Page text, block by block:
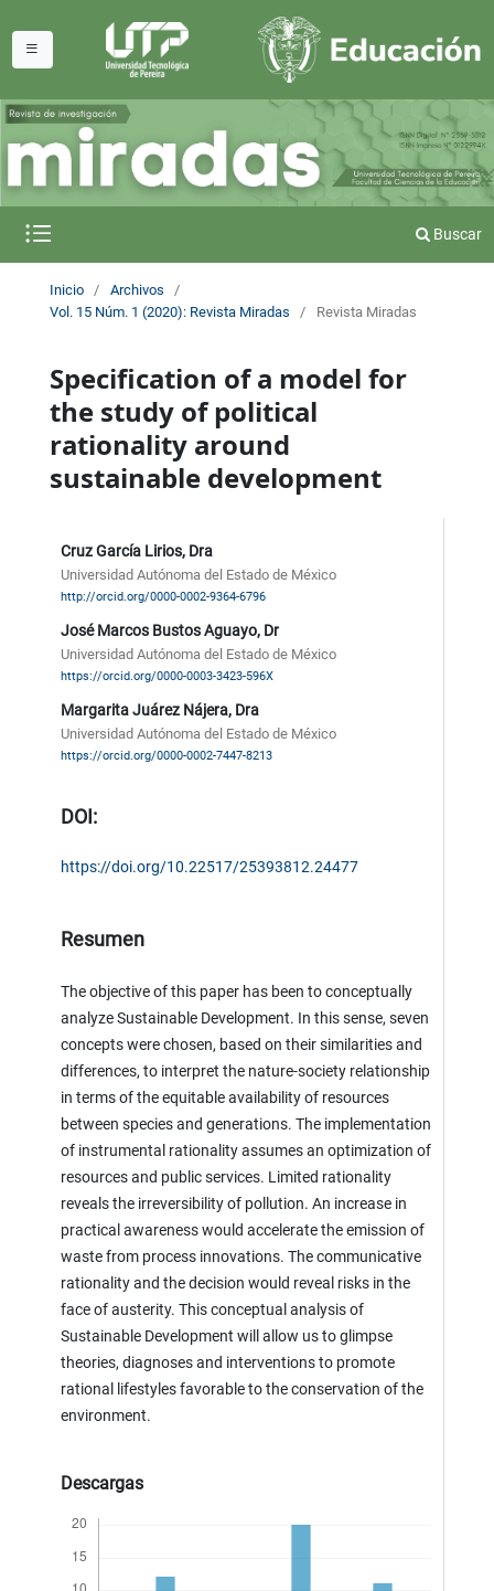
Buscar
Inicio / Archivos
/
Vol. 15 Núm. 1 (2020): Revista Miradas
/ Revista Miradas
Specification of a model for
the study of political
rationality around
sustainable development
Cruz García Lirios, Dra
Universidad Autónoma del Estado de México
http://orcid.org/0000-0002-9364-6796
José Marcos Bustos Aguayo, Dr
Universidad Autónoma del Estado de México
https://orcid.org/0000-0003-3423-596X
Margarita Juárez Nájera, Dra
Universidad Autónoma del Estado de México
https://orcid.org/0000-0002-7447-8213
DOI:
https://doi.org/10.22517/25393812.24477
Resumen
The objective of this paper has been to conceptually
analyze Sustainable Development. In this sense, seven
concepts were chosen, based on their similarities and
differences, to interpret the nature-society relationship
in terms of the equitable availability of resources
between species and generations. The implementation
of instrumental rationality assumes an optimization of
resources and public services. Limited rationality
reveals the irreversibility of pollution. An increase in
practical awareness would accelerate the emission of
waste from process innovations. The communicative
rationality and the decision would reveal risks in the
face of austerity. This conceptual analysis of
Sustainable Development will allow us to glimpse
theories, diagnoses and interventions to promote
rational lifestyles favorable to the conservation of the
environment.
Descargas